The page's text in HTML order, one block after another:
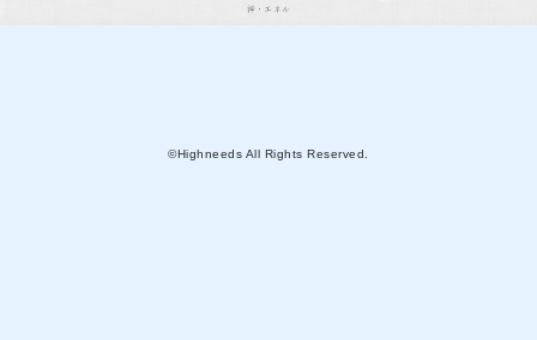
神・エネル
©Highneeds All Rights Reserved.